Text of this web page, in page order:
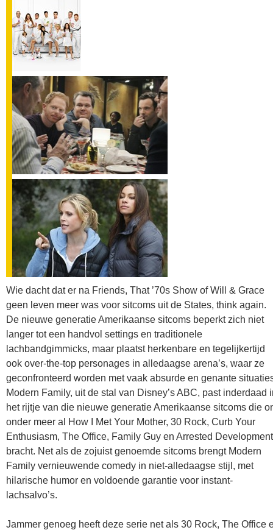
Wie dacht dat er na Friends, That ’70s Show of Will & Grace
geen leven meer was voor sitcoms uit de States, think again.
De nieuwe generatie Amerikaanse sitcoms beperkt zich niet
langer tot een handvol settings en traditionele
lachbandgimmicks, maar plaatst herkenbare en tegelijkertijd
ook over-the-top personages in alledaagse arena’s, waar ze
geconfronteerd worden met vaak absurde en genante
Modern Family, uit de stal van Disney’s ABC, past inderdaad
het rijtje van die nieuwe generatie Amerikaanse sitcoms die
onder meer al How I Met Your Mother, 30 Rock, Curb Your
Enthusiasm, The Office, Family Guy en Arrested Development
bracht. Net als de zojuist genoemde sitcoms brengt Modern
Family vernieuwende comedy in niet-alledaagse stijl, met
hilarische humor en voldoende garantie voor instant-
lachsalvo’s.
Jammer genoeg heeft deze serie net als 30 Rock, The Office